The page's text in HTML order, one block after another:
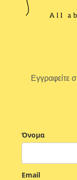
Εγγραφείτε
Όνομα
Email